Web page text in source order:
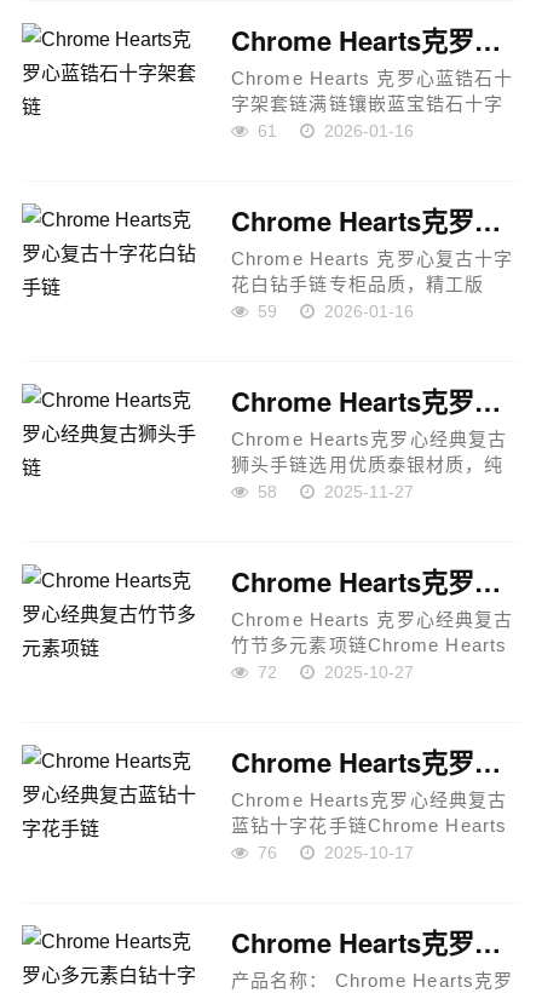
架、藤花纹饰、立体浮雕纹理工
艺特点：复...
Chrome Hearts克罗心蓝锆石十字架套链
Chrome Hearts 克罗心蓝锆石十
字架套链满链镶嵌蓝宝锆石十字
花 tiny 一体链设计，散发精致光
就会被吸引。整链长度 5...
61 2026-01-16
Chrome Hearts克罗心复古十字花白钻手链
Chrome Hearts 克罗心复古十字
花白钻手链专柜品质，精工版
本，尺寸可选：18 / 20 / 22
元素，彰显克罗心经典精神与经
久不...
59 2026-01-16
Chrome Hearts克罗心经典复古狮头手链
Chrome Hearts克罗心经典复古
狮头手链选用优质泰银材质，纯
手工打造，复古做旧灰氧处理，
元素，凹凸造型与不同花纹展现
个...
58 2025-11-27
Chrome Hearts克罗心经典复古竹节多元素项链
Chrome Hearts 克罗心经典复古
竹节多元素项链Chrome Hearts
经典复古竹节项链，融合多元素
素，彰显品牌标志性风格，经
久...
72 2025-10-27
Chrome Hearts克罗心经典复古蓝钻十字花手链
Chrome Hearts克罗心经典复古
蓝钻十字花手链Chrome Hearts
克罗心全新复古手链，采用十字
表面凹凸造型花纹丰富，每个
细...
76 2025-10-17
Chrome Hearts克罗心多元素白钻十字架手链
产品名称： Chrome Hearts克罗